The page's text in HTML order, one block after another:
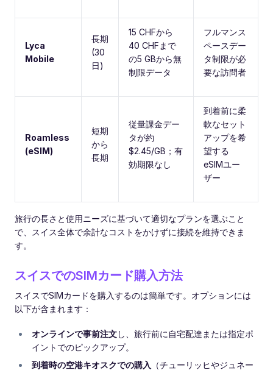
Lyca
Mobile
長期
(30
日)
15 CHFから
40 CHFまで
の5 GBから無
制限データ
フルマンス
ペースデー
タ制限が必
要な訪問者
Roamless
(eSIM)
短期
から
長期
従量課金デー
タが約
$2.45/GB；有
効期限なし
到着前に柔
軟なセット
アップを希
望する
eSIMユー
ザー
旅行の長さと使用ニーズに基づいて適切なプランを選ぶこと
で、スイス全体で余計なコストをかけずに接続を維持できま
す。
スイスでのSIMカード購入方法
スイスでSIMカードを購入するのは簡単です。オプションには
以下が含まれます：
オンラインで事前注文し、旅行前に自宅配達または指定ポ
イントでのピックアップ。
到着時の空港キオスクでの購入
（チューリッヒやジュネー